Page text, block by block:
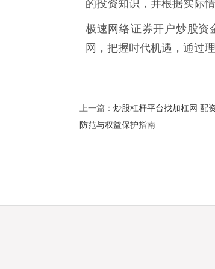
的投资知识，并根据实际
极速网络证券开户炒股资
网，把握时代机遇，通过
上一篇： 炒股杠杆平台找加杠网 配
防范与权益保护指南